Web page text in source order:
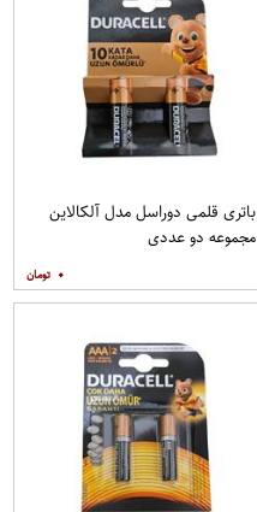
باتری قلمی دوراسل مدل آلکالاین
مجموعه دو عددی
۰